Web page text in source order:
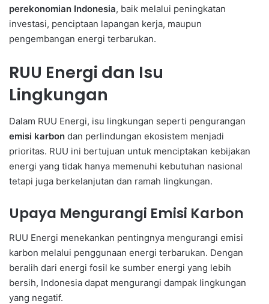
perekonomian Indonesia, baik melalui peningkatan
investasi, penciptaan lapangan kerja, maupun
pengembangan energi terbarukan.
RUU Energi dan Isu
Lingkungan
Dalam RUU Energi, isu lingkungan seperti pengurangan
emisi karbon dan perlindungan ekosistem menjadi
prioritas. RUU ini bertujuan untuk menciptakan kebijakan
energi yang tidak hanya memenuhi kebutuhan nasional
tetapi juga berkelanjutan dan ramah lingkungan.
Upaya Mengurangi Emisi Karbon
RUU Energi menekankan pentingnya mengurangi emisi
karbon melalui penggunaan energi terbarukan. Dengan
beralih dari energi fosil ke sumber energi yang lebih
bersih, Indonesia dapat mengurangi dampak lingkungan
yang negatif.